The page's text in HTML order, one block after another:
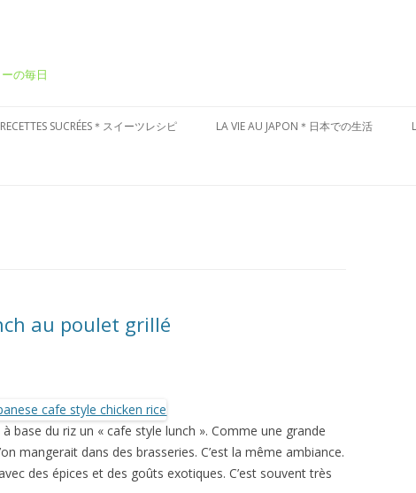
の毎日
au
RECETTES SUCRÉES＊スイーツレシピ LA VIE AU JAPON＊日本での生活
au poulet grillé
base du riz un « cafe style lunch ». Comme une grande
mangerait dans des brasseries. C’est la même ambiance.
des épices et des goûts exotiques. C’est souvent très